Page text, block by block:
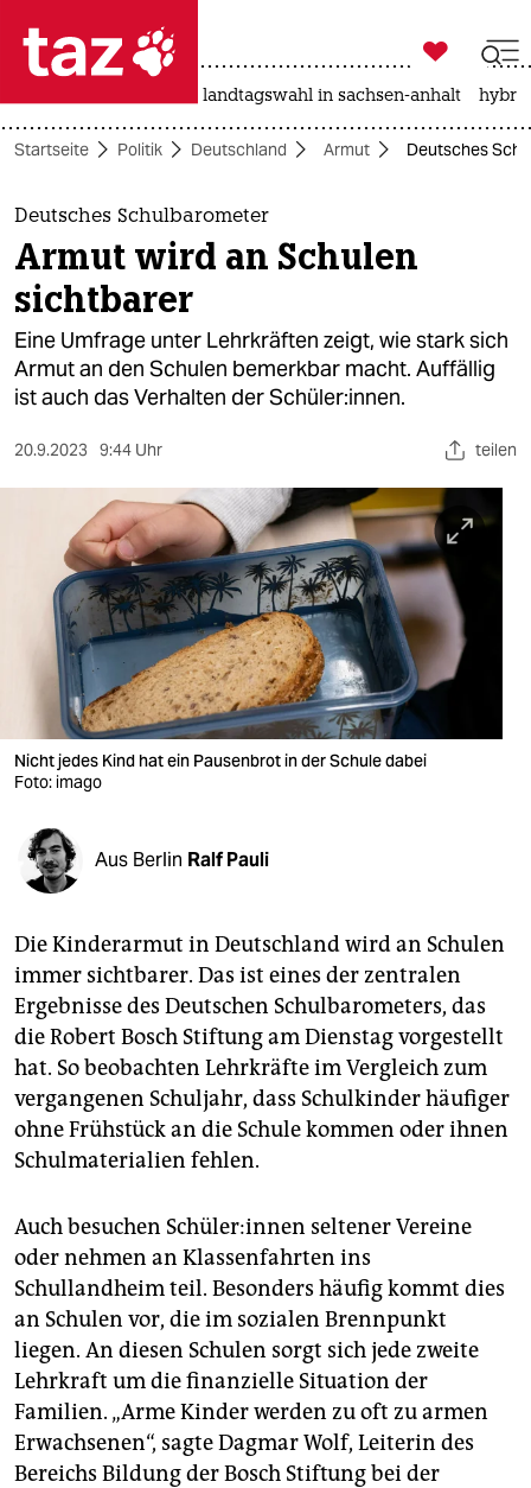
 taz zahl ich
taz zahl ich
themen
politik
öko
gesellschaft
sport
berlin
nord
wahrheit
verlag
verlag
veranstaltungen
shop
fragen & hilfe
unterstützen
abo
genossenschaft
epaper login

taz zahl ich
landtagswahl in sachsen-anhalt
Startseite Politik Deutschland Armut Deutsches
Deutsches Schulbarometer
Armut wird an Schulen
sichtbarer
Eine Umfrage unter Lehrkräften zeigt, wie stark sich
Armut an den Schulen bemerkbar macht. Auffällig
ist auch das Verhalten der Schüler:innen.
20.9.2023 9:44 Uhr teilen
Nicht jedes Kind hat ein Pausenbrot in der Schule dabei
Foto: imago
Aus Berlin Ralf Pauli
Die Kinderarmut in Deutschland wird an Schulen
immer sichtbarer. Das ist eines der zentralen
Ergebnisse des Deutschen Schulbarometers, das
die Robert Bosch Stiftung am Dienstag vorgestellt
hat. So beobachten Lehrkräfte im Vergleich zum
vergangenen Schuljahr, dass Schulkinder häufiger
ohne Frühstück an die Schule kommen oder ihnen
Schulmaterialien fehlen.
Auch besuchen Schü­le­r:in­nen seltener Vereine
oder nehmen an Klassenfahrten ins
Schullandheim teil. Besonders häufig kommt dies
an Schulen vor, die im sozialen Brennpunkt
liegen. An diesen Schulen sorgt sich jede zweite
Lehrkraft um die finanzielle Situation der
Familien. „Arme Kinder werden zu oft zu armen
Erwachsenen“, sagte Dagmar Wolf, Leiterin des
Bereichs Bildung der Bosch Stiftung bei der